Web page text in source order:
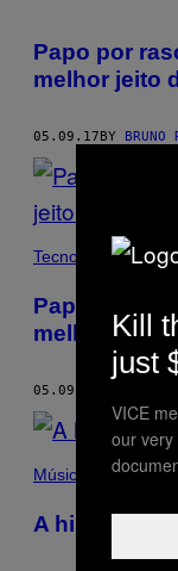
Papo por
melhor jeito
05.09.17BY BRUNO
Tecnología
Papo por
melhor jeito
05.09.17
Música
A história do
Kill
just
VICE
our very